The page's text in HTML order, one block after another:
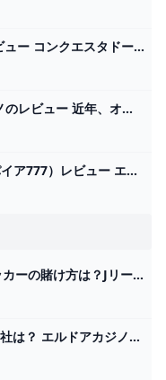
コンクエスタドールカジノレビュー コンクエスタドール（Conquestador）は、2021年に日本市場へ本格参入したオンラインカジノです。 運営会社はマルタライセンスを取得し
ルーベットカジノのレビュー 近年、オンラインカジノ業界で急速に存在感を高めているのが「ルーベット（RooBet）」です。 仮想通貨対応のスピーディーな決済、個性的なゲーム
エンパイアカジノ（エンパイア777）レビュー エンパイアカジノ（エンパイア777）は、2014年にフィリピンで誕生したオンラインカジノ。 運営開始から10年以上という長年の実績があり、信頼
ビーベット(Beebet)のサッカーの賭け方は？Jリーグやヨーロッパリーグに賭ける方法も解説！ スポーツ ビーベットではサッカーにベットできます。サッカーにベットしてみたいと思っている人は、ビーベットを利用してベットしていくといいでしょう。ベット
エルドアカジノの運営会社は？ エルドアカジノの出金手数料 エルドアカジノでは出金時に事務手数料が発生しますが、出金手数料は銀行振込(銀行送金)の場合は出金額の5％となってい